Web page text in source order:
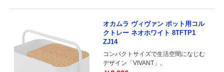
オカムラ ヴィヴァン ポット用コル
クトレー ネオホワイト 8TFTP1
ZJ14
コンパクトサイズで生活空間になじむ
デザイン「VIVANT」。